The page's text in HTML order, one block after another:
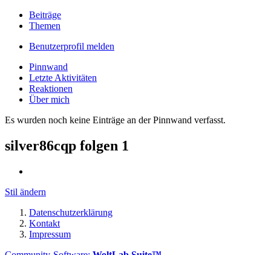
Beiträge
Themen
Benutzerprofil melden
Pinnwand
Letzte Aktivitäten
Reaktionen
Über mich
Es wurden noch keine Einträge an der Pinnwand verfasst.
silver86cqp folgen 1
Stil ändern
Datenschutzerklärung
Kontakt
Impressum